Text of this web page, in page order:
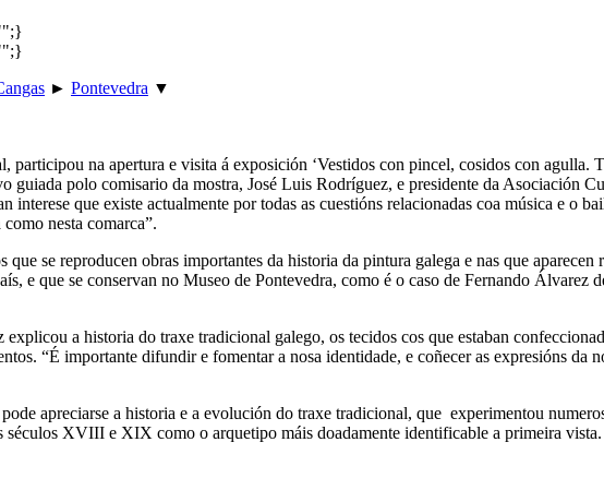
► Pontevedra ▼
na apertura e visita á exposición ‘Vestidos con pincel, cosidos con agulla.
guiada polo comisario da mostra, José Luis Rodríguez, e presidente da Asociación
interese que existe actualmente por todas as cuestións relacionadas coa música e o
nesta comarca”.
se reproducen obras importantes da historia da pintura galega e nas que
e que se conservan no Museo de Pontevedra, como é o caso de Fernando
a historia do traxe tradicional galego, os tecidos cos que estaban
“É importante difundir e fomentar a nosa identidade, e coñecer as expresións da
apreciarse a historia e a evolución do traxe tradicional, que experimentou
séculos XVIII e XIX como o arquetipo máis doadamente identificable a primeira vista.